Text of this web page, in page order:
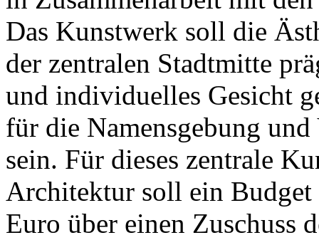
Das Kunstwerk soll die
der zentralen Stadtmitte
und individuelles Gesicht
für die Namensgebung
sein. Für dieses zentrale
Architektur soll ein
Euro über einen Zuschuss